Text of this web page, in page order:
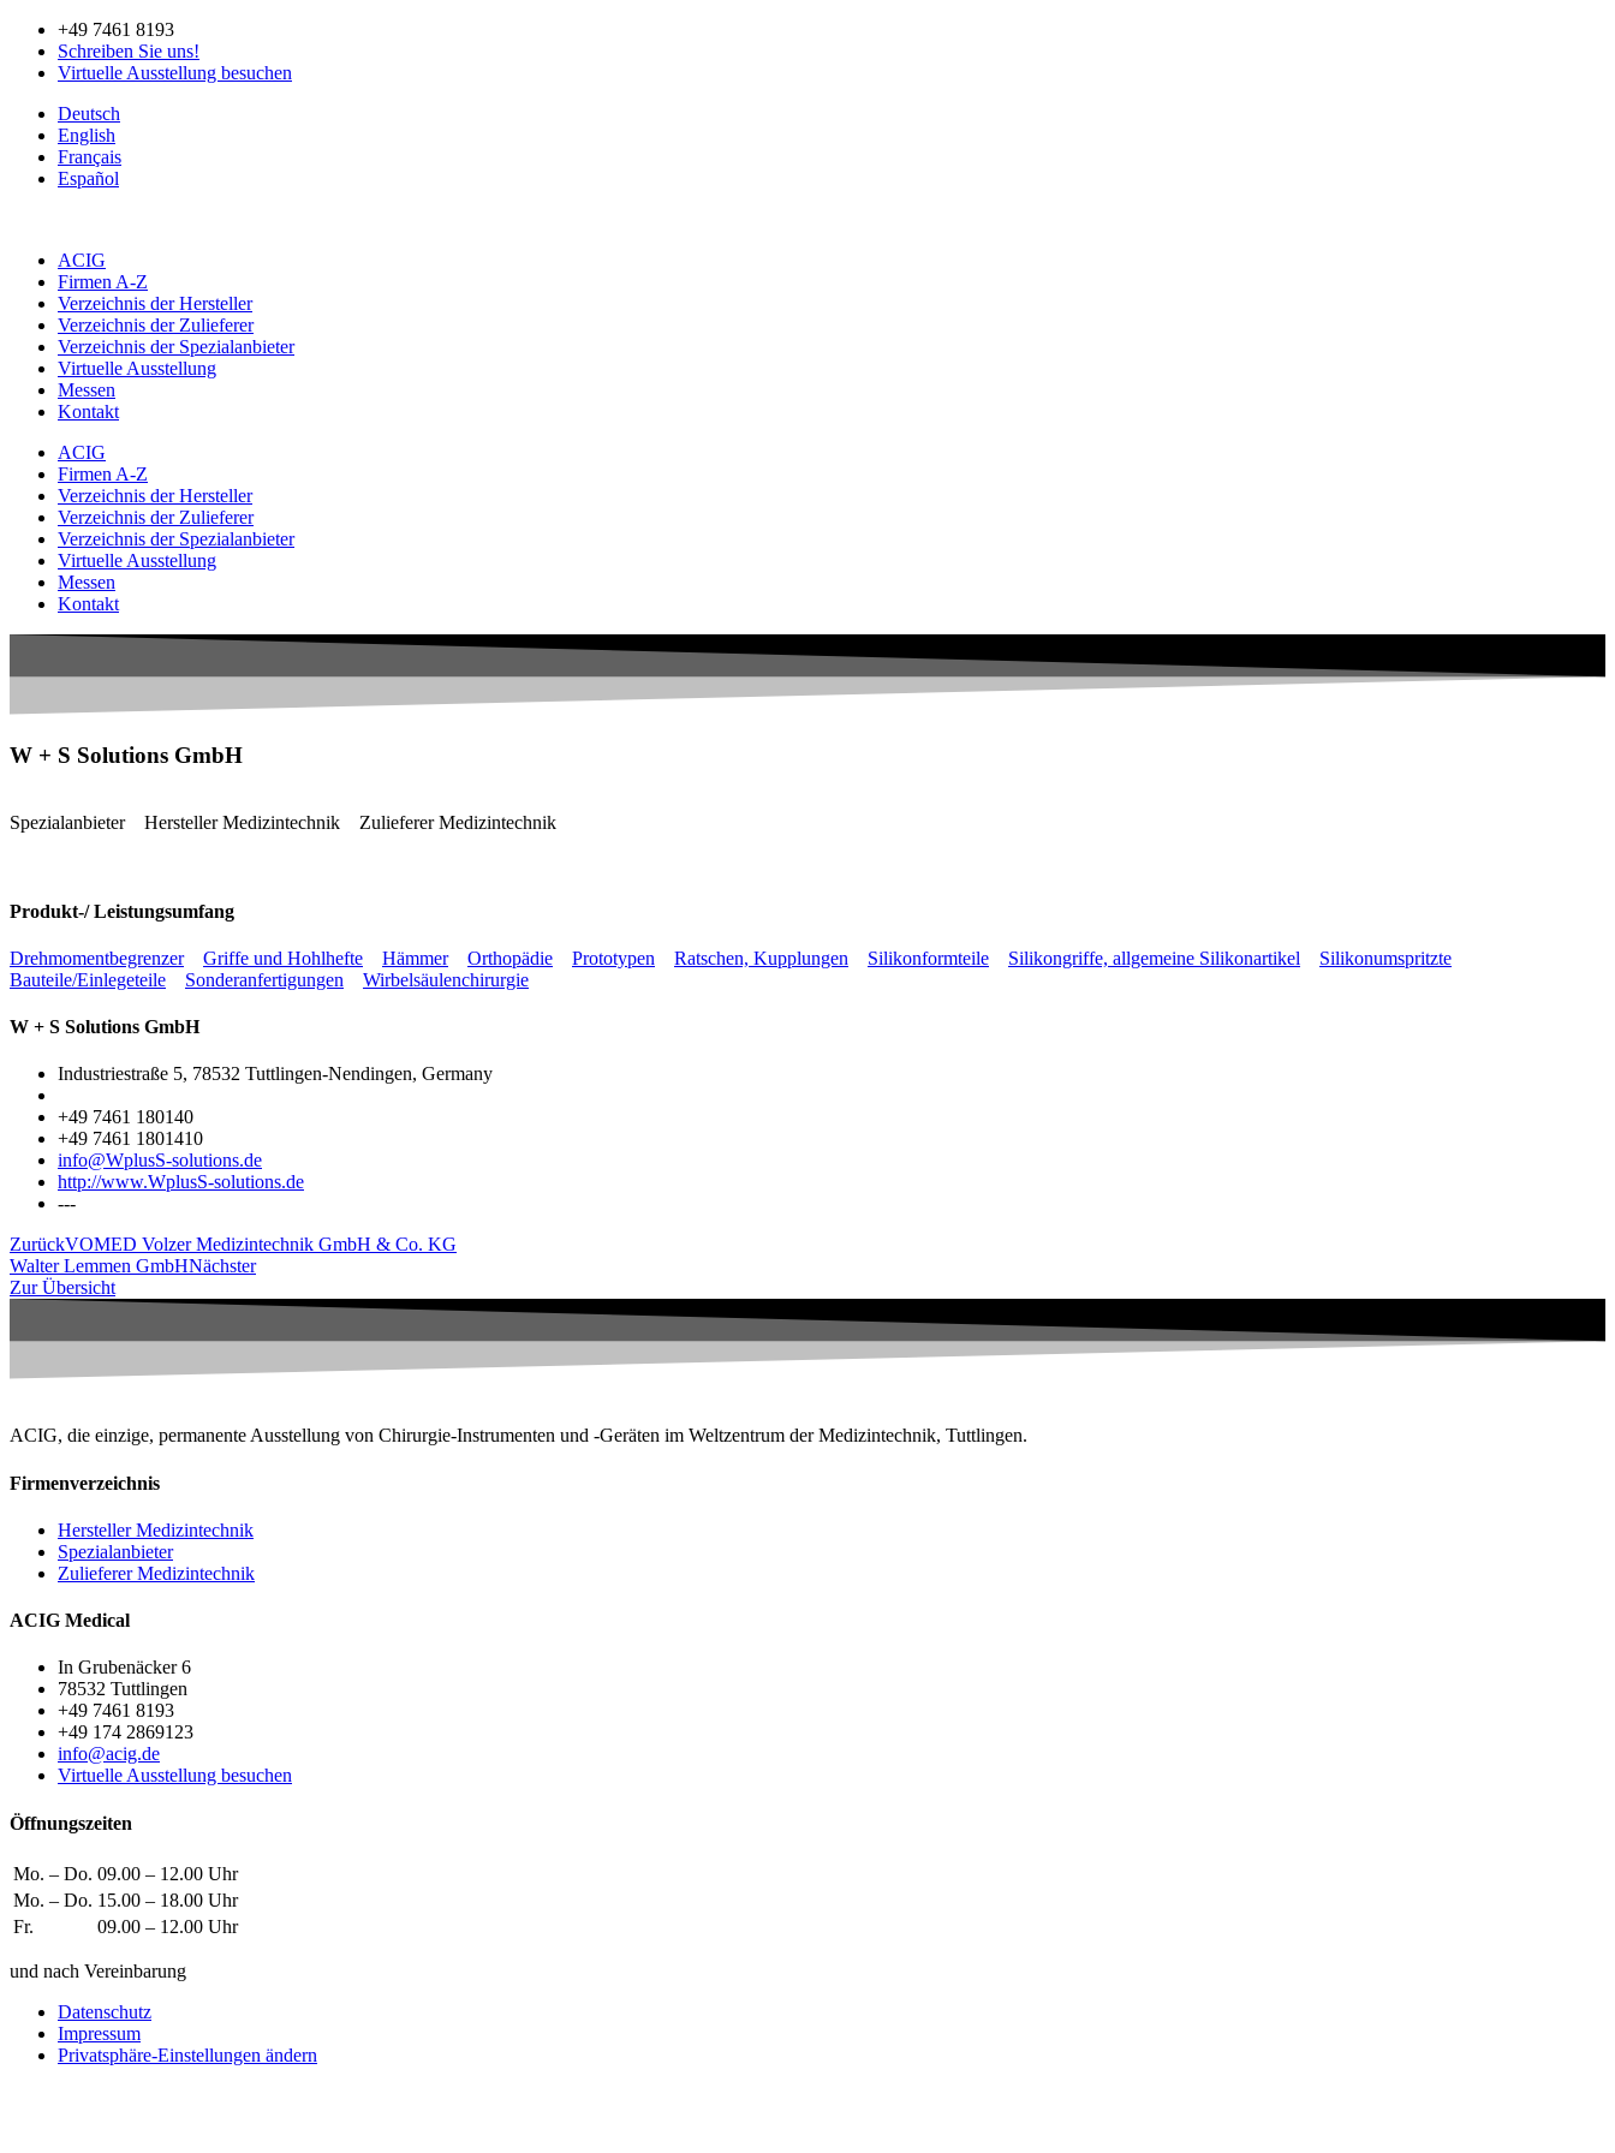
Zum
Inhalt
springen
+49 7461 8193
Schreiben Sie uns!
Virtuelle Ausstellung besuchen
Deutsch
English
Français
Español
ACIG
Firmen A-Z
Verzeichnis der Hersteller
Verzeichnis der Zulieferer
Verzeichnis der Spezialanbieter
Virtuelle Ausstellung
Messen
Kontakt
ACIG
Firmen A-Z
Verzeichnis der Hersteller
Verzeichnis der Zulieferer
Verzeichnis der Spezialanbieter
Virtuelle Ausstellung
Messen
Kontakt
W + S Solutions GmbH
Spezialanbieter Hersteller Medizintechnik Zulieferer Medizintechnik
Produkt-/ Leistungsumfang
Drehmomentbegrenzer Griffe und Hohlhefte Hämmer Orthopädie Prototypen Ratschen, Kupplungen Silikonformteile Silikongriffe, allgemeine Silikonartikel
Silikonumspritzte
Bauteile/Einlegeteile
Sonderanfertigungen Wirbelsäulenchirurgie
W + S Solutions GmbH
Industriestraße 5, 78532 Tuttlingen-Nendingen, Germany
+49 7461 180140
+49 7461 1801410
info@WplusS-solutions.de
http://www.WplusS-solutions.de
---
ZurückVOMED Volzer Medizintechnik GmbH & Co. KG
Walter Lemmen GmbHNächster
Zur Übersicht
ACIG, die einzige, permanente Ausstellung von Chirurgie-Instrumenten und -Geräten im Weltzentrum der Medizintechnik, Tuttlingen.
Firmenverzeichnis
Hersteller Medizintechnik
Spezialanbieter
Zulieferer Medizintechnik
ACIG Medical
In Grubenäcker 6
78532 Tuttlingen
+49 7461 8193
+49 174 2869123
info@acig.de
Virtuelle Ausstellung besuchen
Öffnungszeiten
Mo. – Do. 09.00 – 12.00 Uhr
Mo. – Do. 15.00 – 18.00 Uhr
Fr.
09.00 – 12.00 Uhr
und nach Vereinbarung
Datenschutz
Impressum
Privatsphäre-Einstellungen ändern